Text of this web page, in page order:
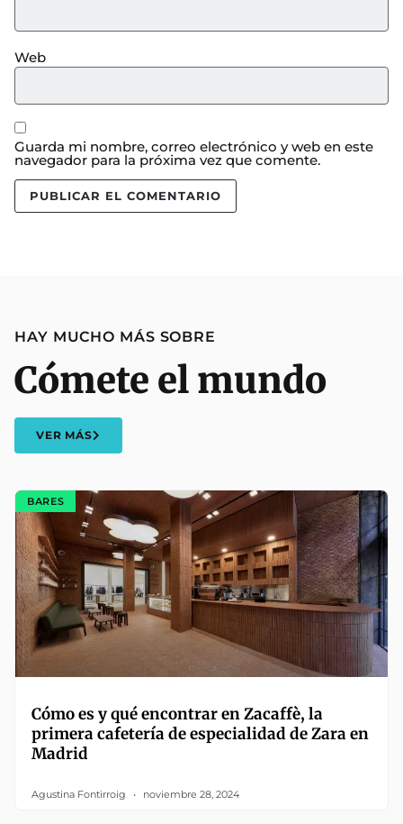
Web
Guarda mi nombre, correo electrónico y web en este
navegador para la próxima vez que comente.
HAY MUCHO MÁS SOBRE
Cómete el mundo
VER MÁS
BARES
Cómo es y qué encontrar en Zacaffè, la
primera cafetería de especialidad de Zara en
Madrid
Agustina Fontirroig noviembre 28, 2024